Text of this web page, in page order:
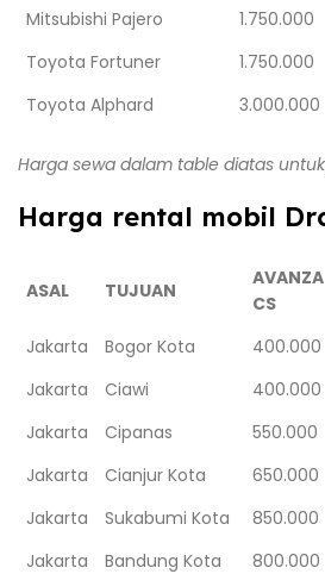
Mitsubishi Pajero 1.750.000
Toyota Fortuner
1.750.000
Toyota Alphard
3.000.000
Harga sewa dalam table diatas
Harga rental mobil
ASAL TUJUAN
AVANZA
CS
Jakarta
Bogor Kota 400.000
Jakarta
Ciawi 400.000
Jakarta
Cipanas 550.000
Jakarta
Cianjur Kota 650.000
Jakarta
Sukabumi Kota 850.000
Jakarta
Bandung Kota 800.000